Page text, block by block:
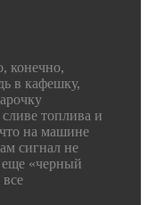
конечно,
в кафешку,
топлива и
на машине
сигнал не
еще «черный